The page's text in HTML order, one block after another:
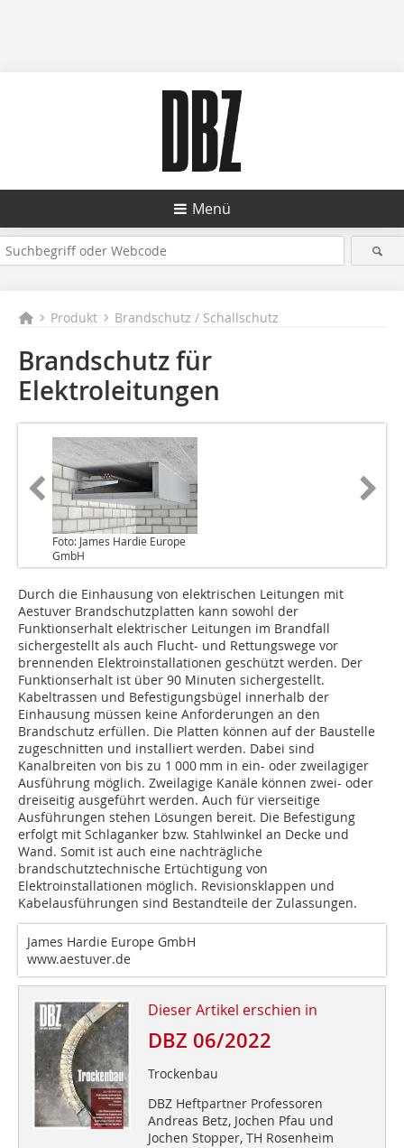
Menü
Produkt Brandschutz / Schallschutz
Brandschutz für
Elektroleitungen
Foto: James Hardie Europe
GmbH
Durch die Einhausung von elektrischen Leitungen mit
Aestuver Brandschutzplatten kann sowohl der
Funktionserhalt elektrischer Leitungen im Brandfall
sichergestellt als auch Flucht- und Rettungswege vor
brennenden Elektroinstallationen geschützt werden. Der
Funktionserhalt ist über 90 Minuten sichergestellt.
Kabeltrassen und Befestigungsbügel innerhalb der
Einhausung müssen keine Anforderungen an den
Brandschutz erfüllen. Die Platten können auf der Baustelle
zugeschnitten und installiert werden. Dabei sind
Kanalbreiten von bis zu 1 000 mm in ein- oder zweilagiger
Ausführung möglich. Zweilagige Kanäle können zwei- oder
dreiseitig ausgeführt werden. Auch für vierseitige
Ausführungen stehen Lösungen bereit. Die Befestigung
erfolgt mit Schlaganker bzw. Stahlwinkel an Decke und
Wand. Somit ist auch eine nachträgliche
brandschutztechnische Ertüchtigung von
Elektroinstallationen möglich. Revisionsklappen und
Kabelausführungen sind Bestandteile der Zulassungen.
James Hardie Europe GmbH
www.aestuver.de
Dieser Artikel erschien in
DBZ 06/2022
Trockenbau
DBZ Heftpartner Professoren
Andreas Betz, Jochen Pfau und
Jochen Stopper, TH Rosenheim